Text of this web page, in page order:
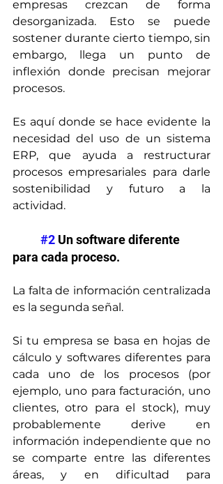
empresas crezcan de forma
desorganizada. Esto se puede
sostener durante cierto tiempo, sin
embargo, llega un punto de
inflexión donde precisan mejorar
procesos.
Es aquí donde se hace evidente la
necesidad del uso de un sistema
ERP, que ayuda a restructurar
procesos empresariales para darle
sostenibilidad y futuro a la
actividad.
#2 Un software diferente
para cada proceso.
La falta de información centralizada
es la segunda señal.
Si tu empresa se basa en hojas de
cálculo y softwares diferentes para
cada uno de los procesos (por
ejemplo, uno para facturación, uno
clientes, otro para el stock), muy
probablemente derive en
información independiente que no
se comparte entre las diferentes
áreas, y en dificultad para